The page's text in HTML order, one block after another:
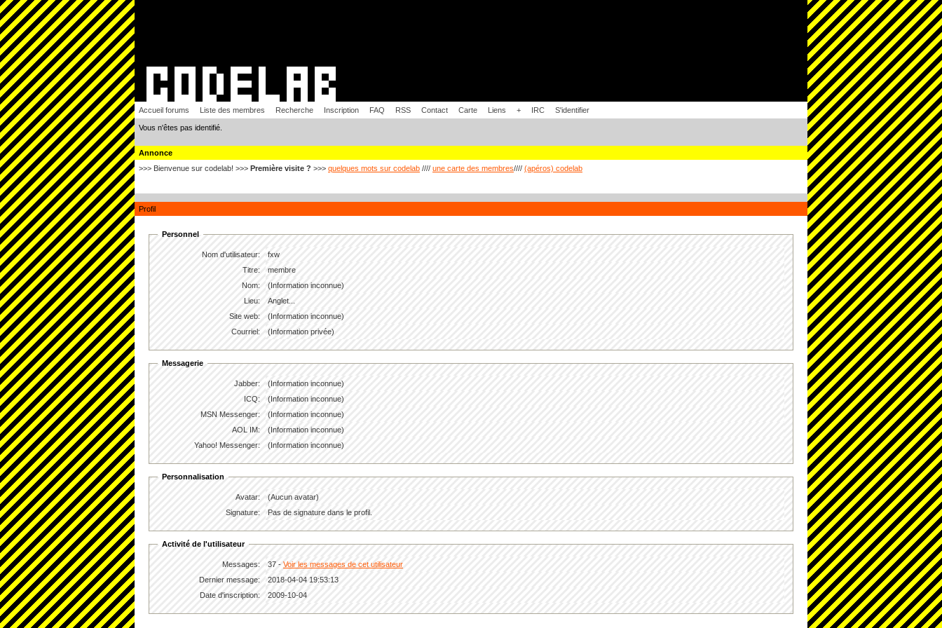
Accueil forums Liste des membres Recherche Inscription FAQ RSS Contact Carte Liens + IRC S'identifier
Vous n'êtes pas identifié.
Annonce
>>> Bienvenue sur codelab! >>> Première visite ? >>> quelques mots sur codelab //// une carte des membres//// (apéros) codelab
Profil
Personnel
Nom d'utilisateur:
fxw
Titre:
membre
Nom:
(Information inconnue)
Lieu:
Anglet...
Site web:
(Information inconnue)
Courriel:
(Information privée)
Messagerie
Jabber:
(Information inconnue)
ICQ:
(Information inconnue)
MSN Messenger:
(Information inconnue)
AOL IM:
(Information inconnue)
Yahoo! Messenger:
(Information inconnue)
Personnalisation
Avatar:
(Aucun avatar)
Signature:
Pas de signature dans le profil.
Activité de l'utilisateur
Messages: 37 - Voir les messages de cet utilisateur
Dernier message:
2018-04-04 19:53:13
Date d'inscription:
2009-10-04